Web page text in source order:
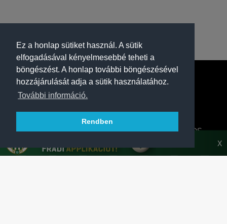
Ez a honlap sütiket használ. A sütik
elfogadásával kényelmesebbé teheti a
böngészést. A honlap további böngészésével
hozzájárulását adja a sütik használatához.
További információ.
Rendben
A FERENCVÁROSI TORNA CLUB HIVATALOS
X